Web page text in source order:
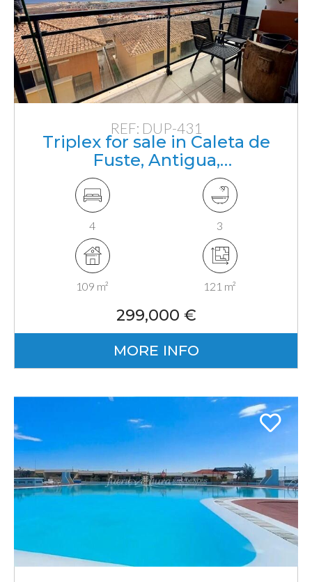
REF: DUP-431
Triplex for sale in Caleta de
Fuste, Antigua,
Fuerteventura, Canarias
4 3
109 m² 121 m²
299,000 €
MORE INFO